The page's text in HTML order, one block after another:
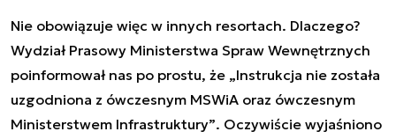
Nie obowiązuje więc w innych resortach. Dlaczego?
Wydział Prasowy Ministerstwa Spraw Wewnętrznych
poinformował nas po prostu, że „Instrukcja nie została
uzgodniona z ówczesnym MSWiA oraz ówczesnym
Ministerstwem Infrastruktury”. Oczywiście wyjaśniono